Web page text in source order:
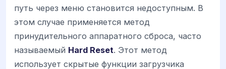
путь через меню становится недоступным. В
этом случае применяется метод
принудительного аппаратного сброса, часто
называемый Hard Reset. Этот метод
использует скрытые функции загрузчика